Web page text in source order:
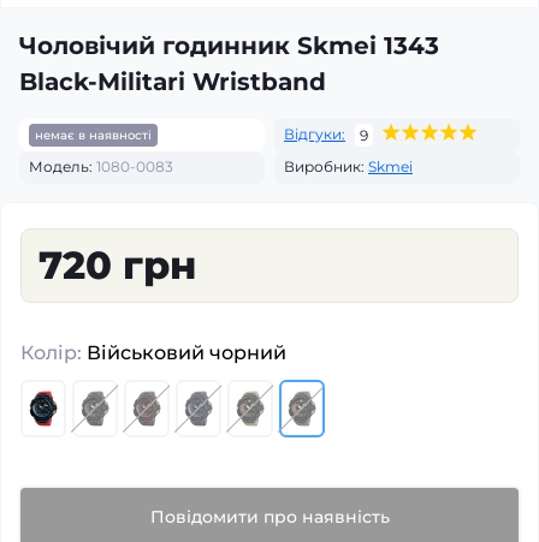
Чоловічий годинник Skmei 1343
Black-Militari Wristband
немає в наявності Відгуки:
9
Модель: 1080-0083 Виробник: Skmei
720 грн
Колір: Військовий чорний
Повідомити про наявність